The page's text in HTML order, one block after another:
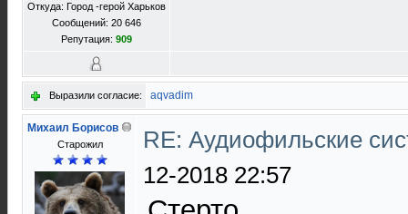
Откуда: Город -герой Харьков
Сообщений: 20 646
Репутация: 909
Выразили согласие: aqvadim
Михаил Борисов
Старожил
RE: Аудиофильские
12-2018 22:57